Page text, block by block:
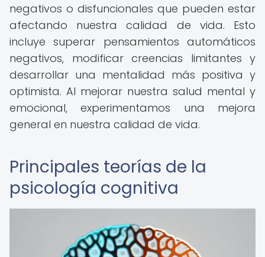
negativos o disfuncionales que pueden estar
afectando nuestra calidad de vida. Esto
incluye superar pensamientos automáticos
negativos, modificar creencias limitantes y
desarrollar una mentalidad más positiva y
optimista. Al mejorar nuestra salud mental y
emocional, experimentamos una mejora
general en nuestra calidad de vida.
Principales teorías de la
psicología cognitiva